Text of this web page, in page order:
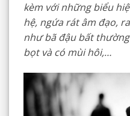
kèm với những biểu
hệ, ngứa rát âm đạo,
như bã đậu bất
bọt và có mùi hôi,…